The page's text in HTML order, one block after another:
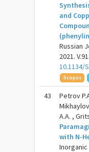
and
Russian
2021.
10.1134/
Scopus
43
Petrov
A.A. ,
with N-
Inorganic